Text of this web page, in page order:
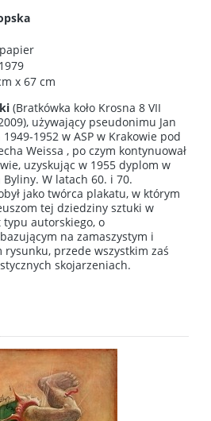
x 67 cm
(Bratkówka koło Krosna 8 VII
używający pseudonimu Jan
1952 w ASP w Krakowie pod
Weissa , po czym kontynuował
uzyskując w 1955 dyplom w
W latach 60. i 70.
jako twórca plakatu, w którym
tej dziedziny sztuki w
typu autorskiego, o
na zamaszystym i
przede wszystkim zaś
skojarzeniach.